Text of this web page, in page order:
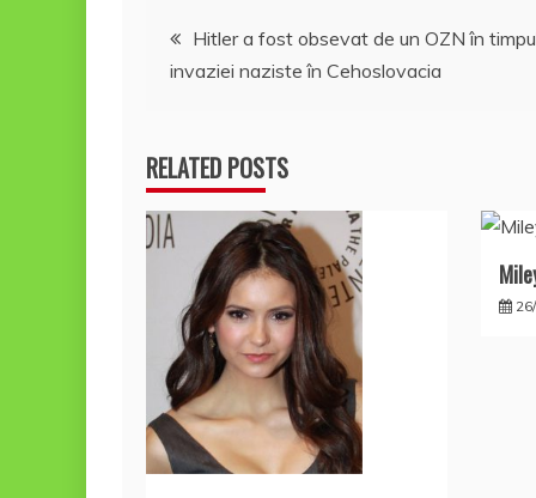
Navigare
în
articole
Hitler a fost obsevat de un OZN în
invaziei naziste în Cehoslovacia
RELATED POSTS